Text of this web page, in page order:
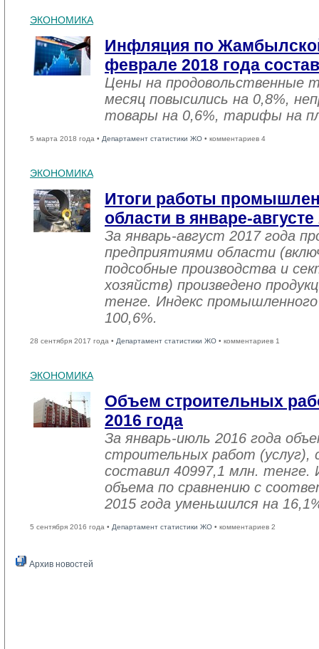
ЭКОНОМИКА
Инфляция по
феврале 2018 года
Цены на продовольственные
месяц повысились на 0,8%,
товары на 0,6%, тарифы на
5 марта 2018 года • Департамент статистики ЖО • комментариев 4
ЭКОНОМИКА
Итоги работы
области в январе-августе
За январь-август 2017 года
предприятиями области
подсобные производства и
хозяйств) произведено
тенге. Индекс
100,6%.
28 сентября 2017 года • Департамент статистики ЖО • комментариев 1
ЭКОНОМИКА
Объем строительных
2016 года
За январь-июль 2016 года
строительных работ (услуг),
составил 40997,1 млн. тенге.
объема по сравнению с
2015 года уменьшился на
5 сентября 2016 года • Департамент статистики ЖО • комментариев 2
Архив новостей